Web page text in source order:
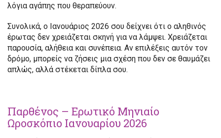
λόγια αγάπης που θεραπεύουν.
Συνολικά, ο Ιανουάριος 2026 σου δείχνει ότι ο αληθινός
έρωτας δεν χρειάζεται σκηνή για να λάμψει. Χρειάζεται
παρουσία, αλήθεια και συνέπεια. Αν επιλέξεις αυτόν τον
δρόμο, μπορείς να ζήσεις μια σχέση που δεν σε θαυμάζει
απλώς, αλλά στέκεται δίπλα σου.
Παρθένος – Ερωτικό Μηνιαίο
Ωροσκόπιο Ιανουαρίου 2026